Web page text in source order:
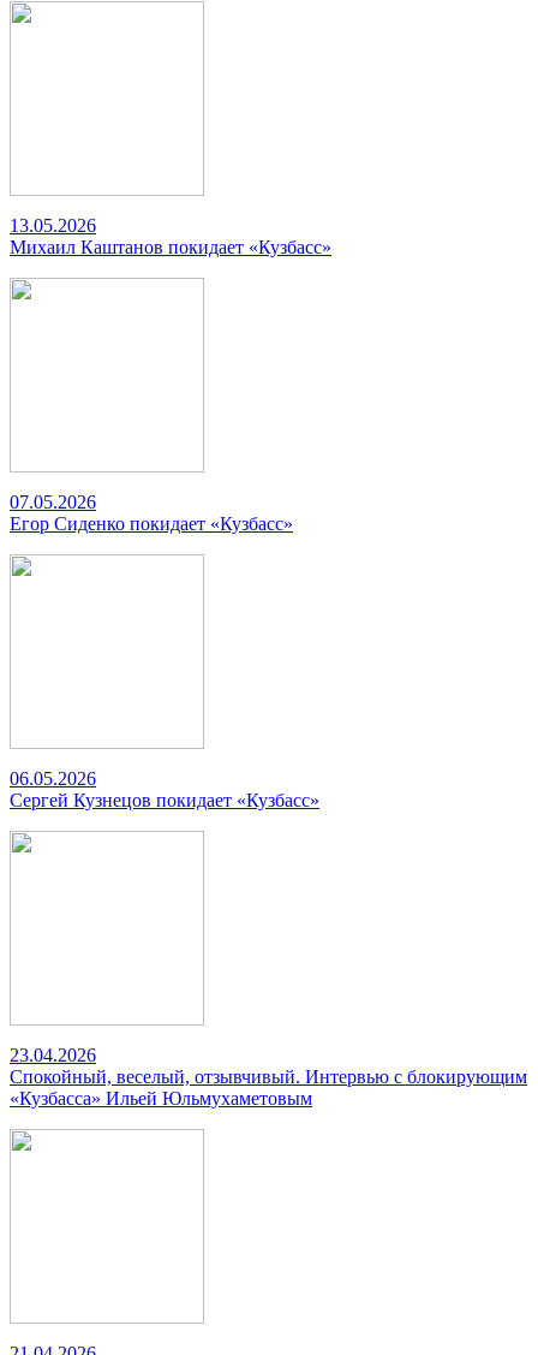
13.05.2026
Михаил Каштанов покидает «Кузбасс»
07.05.2026
Егор Сиденко покидает «Кузбасс»
06.05.2026
Сергей Кузнецов покидает «Кузбасс»
23.04.2026
Спокойный, веселый, отзывчивый. Интервью с блокирующим
«Кузбасса» Ильей Юльмухаметовым